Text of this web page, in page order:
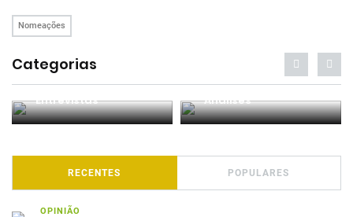
Nomeações
Categorias
Entrevistas Análises
RECENTES POPULARES
OPINIÃO